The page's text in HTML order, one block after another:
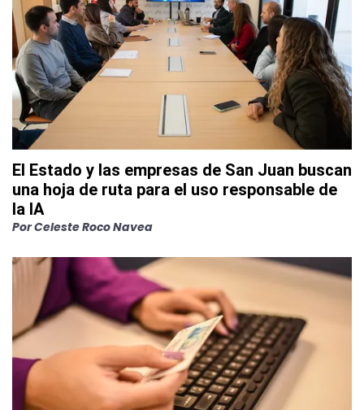
El Estado y las empresas de San Juan buscan
una hoja de ruta para el uso responsable de
la IA
PorCeleste Roco Navea